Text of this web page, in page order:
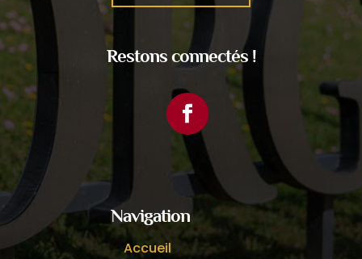
Restons connectés !
Facebook
Navigation
Accueil